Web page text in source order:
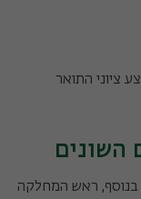
ציוני התואר
השונים
הראשון. בנוסף, ראש המחלקה